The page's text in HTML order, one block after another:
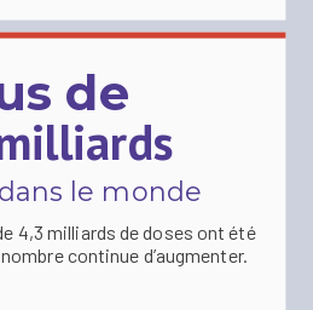
de
le monde
4,3 milliards de doses ont été
continue d’augmenter.